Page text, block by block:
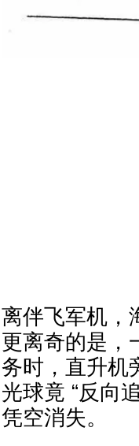
离伴飞军机，
更离奇的是，
务时，直升机
光球竟 “反向
凭空消失。